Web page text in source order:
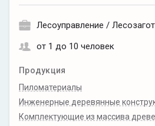
Лесоуправление /
от 1 до 10 человек
Продукция
Пиломатериалы
Инженерные деревянные
Комплектующие из массива